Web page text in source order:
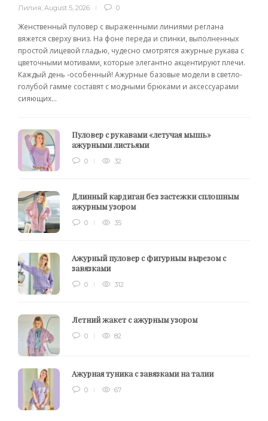
Лилия, August 5, 2026 0
Женственный пуловер с выраженными линиями реглана
вяжется сверху вниз. На фоне переда и спинки, выполненных
простой лицевой гладью, чудесно смотрятся ажурные рукава с
цветочными мотивами, которые элегантно акцентируют плечи.
Каждый день -особенный! Ажурные базовые модели в светло-
голубой гамме составят с модными брюками и аксессуарами
сияющих...
Пуловер с рукавами «летучая мышь»
ажурными листьями
0 32
Длинный кардиган без застежки сплошным
ажурным узором
0 35
Ажурный пуловер с фигурным вырезом с
завязками
0 312
Летний жакет с ажурным узором
0 82
Ажурная туника с завязками на талии
0 67